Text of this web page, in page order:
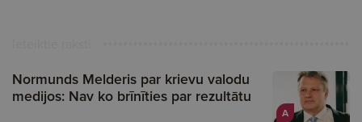
A
Normunds Melderis par krievu valodu
medijos: Nav ko brīnīties par rezultātu